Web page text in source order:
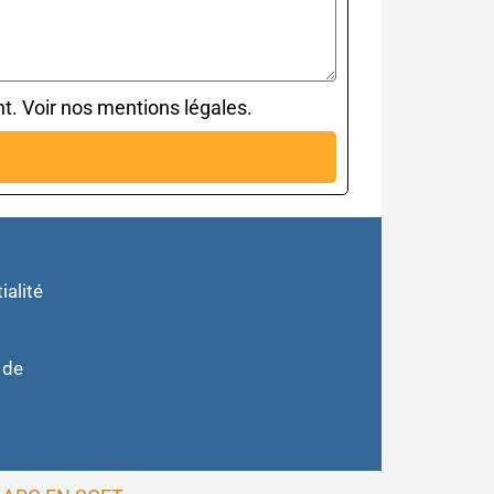
Voir nos mentions légales.